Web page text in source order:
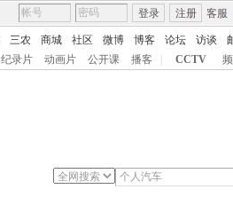
客服
登录 注册
三农 商城 社区 微博 博客 论坛 访谈
纪录片 动画片 公开课 播客 CCTV